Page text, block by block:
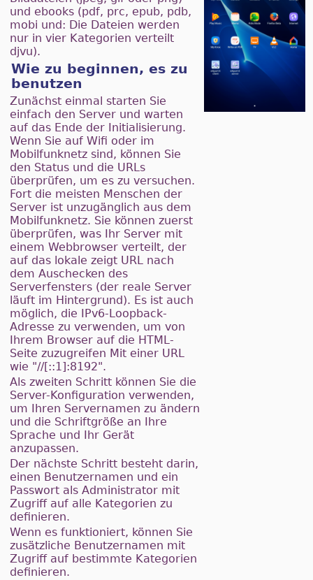
und ebooks (pdf, prc, epub, pdb,
mobi und: Die Dateien werden
nur in vier Kategorien verteilt
djvu).
Wie zu beginnen, es zu
benutzen
Zunächst einmal starten Sie
einfach den Server und warten
auf das Ende der Initialisierung.
Wenn Sie auf Wifi oder im
Mobilfunknetz sind, können Sie
den Status und die URLs
überprüfen, um es zu versuchen.
Fort die meisten Menschen der
Server ist unzugänglich aus dem
Mobilfunknetz. Sie können zuerst
überprüfen, was Ihr Server mit
einem Webbrowser verteilt, der
auf das lokale zeigt URL nach
dem Auschecken des
Serverfensters (der reale Server
läuft im Hintergrund). Es ist auch
möglich, die IPv6-Loopback-
Adresse zu verwenden, um von
Ihrem Browser auf die HTML-
Seite zuzugreifen Mit einer URL
wie "//[::1]:8192".
Als zweiten Schritt können Sie die
Server-Konfiguration verwenden,
um Ihren Servernamen zu ändern
und die Schriftgröße an Ihre
Sprache und Ihr Gerät
anzupassen.
Der nächste Schritt besteht darin,
einen Benutzernamen und ein
Passwort als Administrator mit
Zugriff auf alle Kategorien zu
definieren.
Wenn es funktioniert, können Sie
zusätzliche Benutzernamen mit
Zugriff auf bestimmte Kategorien
definieren.